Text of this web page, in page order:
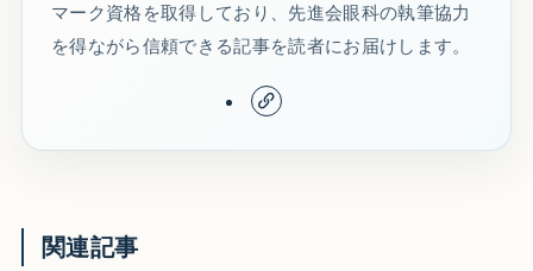
マーク資格を取得しており、先進会眼科の執筆協力
を得ながら信頼できる記事を読者にお届けします。
関連記事